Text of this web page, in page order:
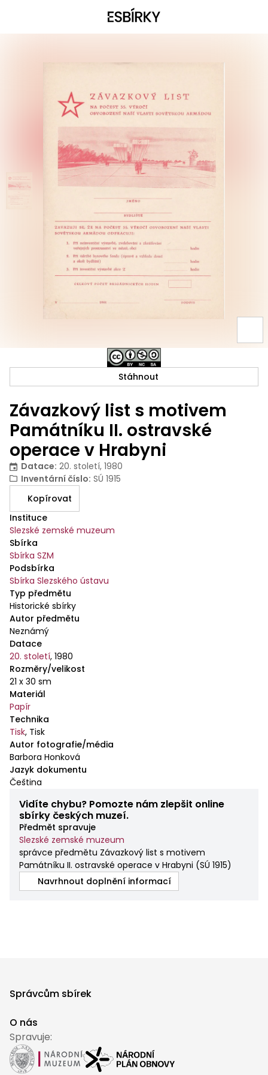
Závazkový list s motivem
Památníku II. ostravské
operace v Hrabyni
Datace: 20. století, 1980
Inventární číslo: SÚ 1915
Kopírovat
Instituce
Slezské zemské muzeum
Sbírka
Sbírka SZM
Podsbírka
Sbírka Slezského ústavu
Typ předmětu
Historické sbírky
Autor předmětu
Neznámý
Datace
20. století, 1980
Rozměry/velikost
21 x 30 sm
Materiál
Papír
Technika
Tisk, Tisk
Autor fotografie/média
Barbora Honková
Jazyk dokumentu
Čeština
Vidíte chybu? Pomozte nám zlepšit online
sbírky českých muzeí.
Předmět spravuje
Slezské zemské muzeum
správce předmětu Závazkový list s motivem
Památníku II. ostravské operace v Hrabyni (SÚ 1915)
Navrhnout doplnění informací
Stáhnout
Správcům sbírek
O nás
Spravuje: